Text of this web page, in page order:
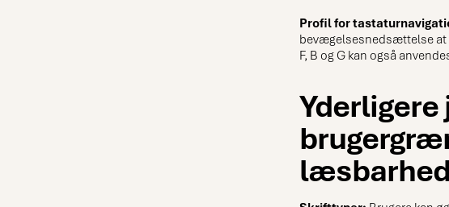
Profil for
bevægelsesnedsættelse at
F, B og G kan også
læsbarhed